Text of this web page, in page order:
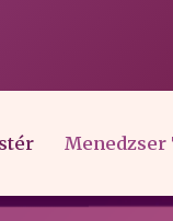
Menedzser